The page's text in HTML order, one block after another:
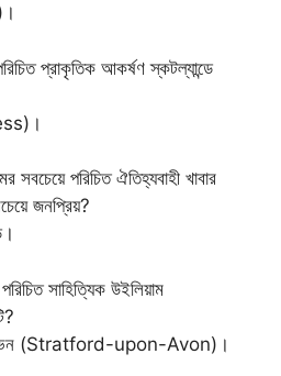
প্রাকৃতিক আকর্ষণ স্কটল্যান্ডে
সবচেয়ে পরিচিত ঐতিহ্যবাহী খাবার
জনপ্রিয়?
সাহিত্যিক উইলিয়াম
(Stratford-upon-Avon)।